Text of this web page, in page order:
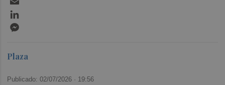
Plaza
Publicado: 02/07/2026 · 19:56